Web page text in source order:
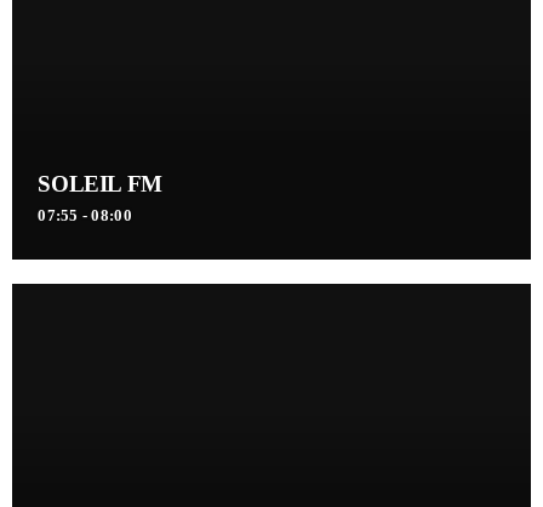
SOLEIL FM
07:55 - 08:00